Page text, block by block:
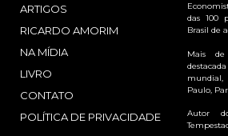
ARTIGOS
RICARDO AMORIM
NA MÍDIA
LIVRO
CONTATO
POLÍTICA DE PRIVACIDADE
das 100
Brasil de
Mais
Paulo,
Autor